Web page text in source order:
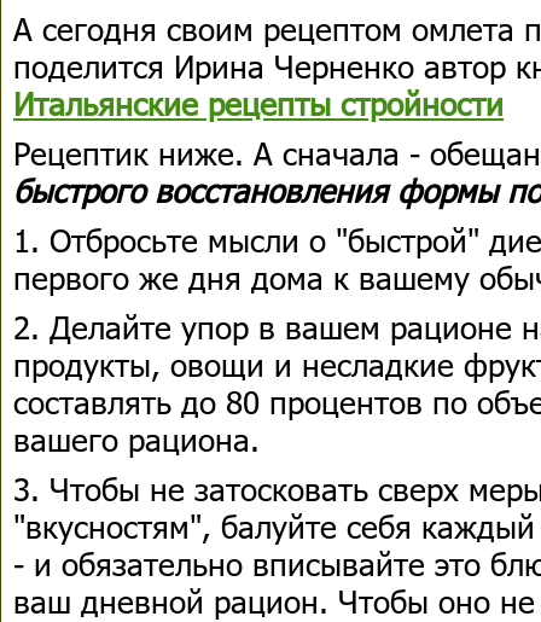
А сегодня своим рецептом омлета
поделится Ирина Черненко автор
Итальянские рецепты стройности
Рецептик ниже. А сначала -
быстрого восстановления формы
1. Отбросьте мысли о "быстрой"
первого же дня дома к вашему
2. Делайте упор в вашем рационе
продукты, овощи и несладкие
составлять до 80 процентов по
вашего рациона.
3. Чтобы не затосковать сверх
"вкусностям", балуйте себя
- и обязательно вписывайте это
ваш дневной рацион. Чтобы оно